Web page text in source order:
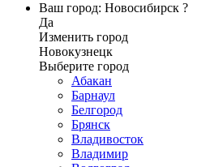
Ваш город: Новосибирск ?
Да
Изменить город
Новокузнецк
Выберите город
Абакан
Барнаул
Белгород
Брянск
Владивосток
Владимир